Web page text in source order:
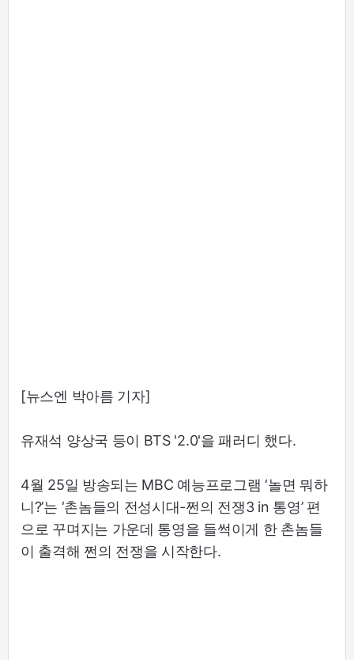
[뉴스엔 박아름 기자]
유재석 양상국 등이 BTS '2.0'을 패러디 했다.
4월 25일 방송되는 MBC 예능프로그램 ‘놀면 뭐하
니?’는 ‘촌놈들의 전성시대-쩐의 전쟁3 in 통영’ 편
으로 꾸며지는 가운데 통영을 들썩이게 한 촌놈들
이 출격해 쩐의 전쟁을 시작한다.